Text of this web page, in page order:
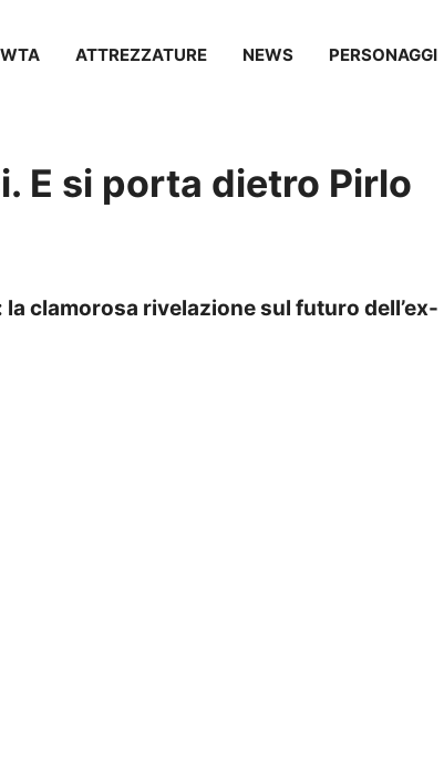
WTA ATTREZZATURE NEWS PERSONAGGI
E si porta dietro Pirlo
clamorosa rivelazione sul futuro dell’ex-